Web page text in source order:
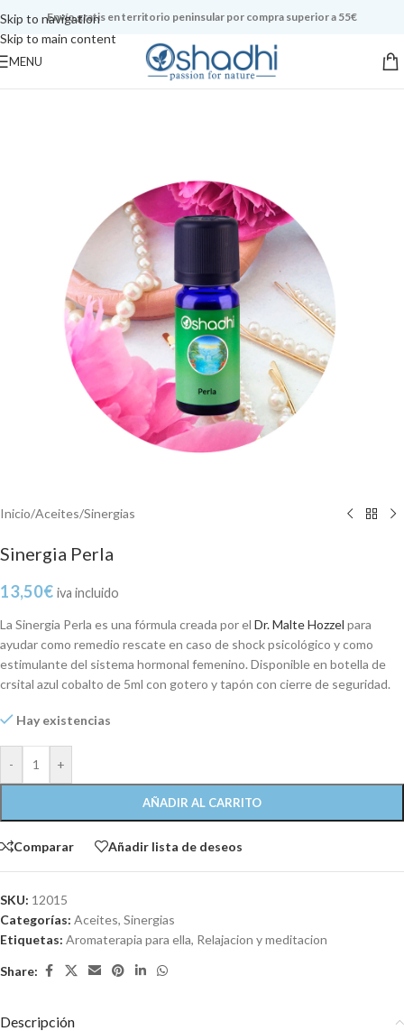
Skip to navigation
Skip to main content
Envío gratis en territorio peninsular por compra superior a 55€
MENU
Inicio/Aceites/Sinergias
Sinergia Perla
13,50€ iva incluido
La Sinergia Perla es una fórmula creada por el Dr. Malte Hozzel para
ayudar como remedio rescate en caso de shock psicológico y como
estimulante del sistema hormonal femenino. Disponible en botella de
crsital azul cobalto de 5ml con gotero y tapón con cierre de seguridad.
Hay existencias
- +
AÑADIR AL CARRITO
Comparar Añadir lista de deseos
SKU: 12015
Categorías: Aceites, Sinergias
Etiquetas: Aromaterapia para ella, Relajacion y meditacion
Share:
Descripción